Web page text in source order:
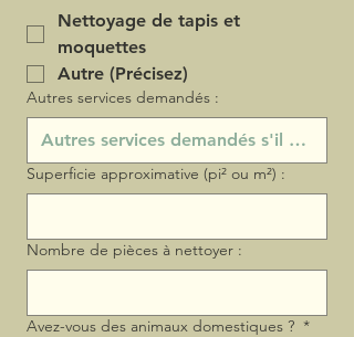
Nettoyage de tapis et
moquettes
Autre (Précisez)
Autres services demandés :
Superficie approximative (pi² ou m²) :
Nombre de pièces à nettoyer :
Avez-vous des animaux domestiques ? *